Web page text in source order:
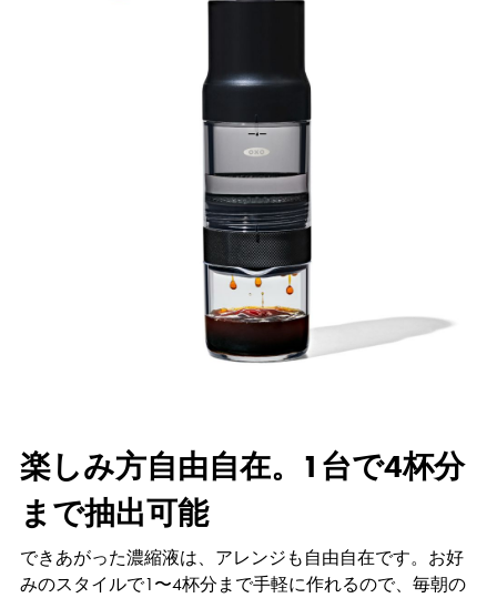
楽しみ方自由自在。1台で4杯分
まで抽出可能
できあがった濃縮液は、アレンジも自由自在です。お好
みのスタイルで1〜4杯分まで手軽に作れるので、毎朝の